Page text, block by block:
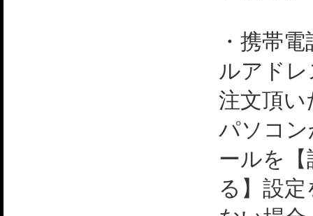
・携帯
ルアド
注文頂い
パソコ
ールを【
る】設